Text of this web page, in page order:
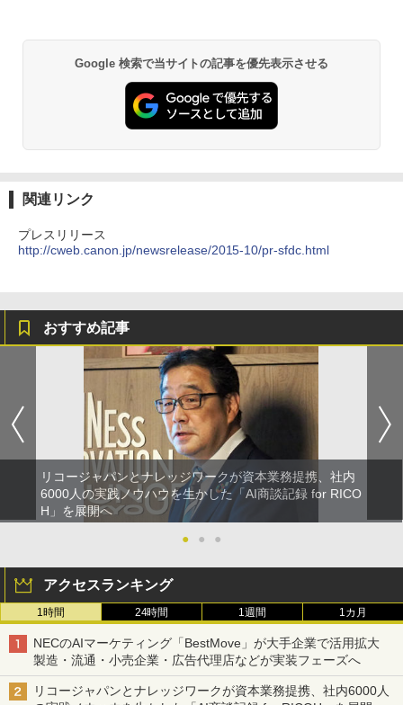
Google 検索で当サイトの記事を優先表示させる
関連リンク
プレスリリース
http://cweb.canon.jp/newsrelease/2015-10/pr-sfdc.html
おすすめ記事
リコージャパンとナレッジワークが資本業務提携、社内
6000人の実践ノウハウを生かした「AI商談記録 for RICO
H」を展開へ
●
● ●
アクセスランキング
1時間 24時間 1週間 1カ月
NECのAIマーケティング「BestMove」が大手企業で活用拡大
製造・流通・小売企業・広告代理店などが実装フェーズへ
リコージャパンとナレッジワークが資本業務提携、社内6000人